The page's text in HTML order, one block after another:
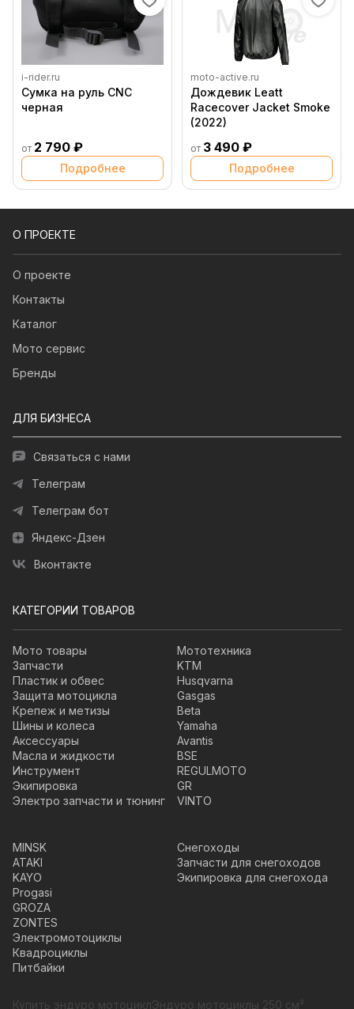
i-rider.ru
Сумка на руль CNC
черная
от 2 790 ₽
Подробнее
moto-active.ru
Дождевик Leatt
Racecover Jacket Smoke
(2022)
от 3 490 ₽
Подробнее
О ПРОЕКТЕ
О проекте
Контакты
Каталог
Мото сервис
Бренды
ДЛЯ БИЗНЕСА
Связаться с нами
Телеграм
Телеграм бот
Яндекс-Дзен
Вконтакте
КАТЕГОРИИ ТОВАРОВ
Мото товары
Запчасти
Пластик и обвес
Защита мотоцикла
Крепеж и метизы
Шины и колеса
Аксессуары
Масла и жидкости
Инструмент
Экипировка
Электро запчасти и тюнинг
Мототехника
KTM
Husqvarna
Gasgas
Beta
Yamaha
Avantis
BSE
REGULMOTO
GR
VINTO
MINSK
ATAKI
KAYO
Progasi
GROZA
ZONTES
Электромотоциклы
Квадроциклы
Питбайки
Снегоходы
Запчасти для снегоходов
Экипировка для снегохода
Купить эндуро мотоциклЭндуро мотоциклы 250 см³